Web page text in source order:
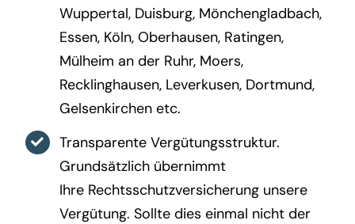
Wuppertal, Duisburg, Mönchengladbach,
Essen, Köln, Oberhausen, Ratingen,
Mülheim an der Ruhr, Moers,
Recklinghausen, Leverkusen, Dortmund,
Gelsenkirchen etc.
Transparente Vergütungsstruktur.
Grundsätzlich übernimmt
Ihre Rechtsschutzversicherung unsere
Vergütung. Sollte dies einmal nicht der